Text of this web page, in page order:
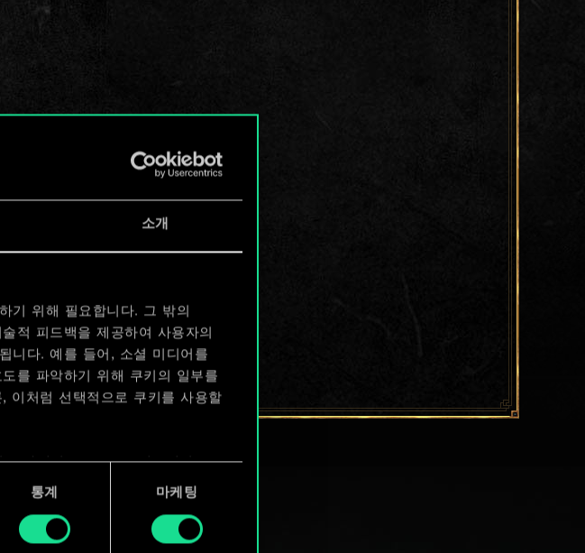
소개
기 위해 필요합니다. 그 밖의
적 피드백을 제공하여 사용자의
니다. 예를 들어, 소셜 미디어를
를 파악하기 위해 쿠키의 일부를
이처럼 선택적으로 쿠키를 사용할
아래의 "Settings" 메뉴에서
통계 마케팅